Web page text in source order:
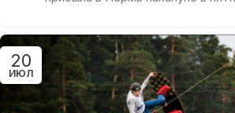
20
ИЮЛ